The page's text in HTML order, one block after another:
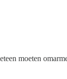
moeten